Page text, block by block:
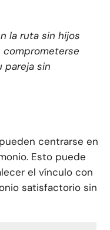
la ruta sin hijos
comprometerse
pareja sin
centrarse en
Esto puede
el vínculo con
satisfactorio sin